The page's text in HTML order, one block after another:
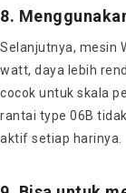
8.
Selanjutnya, mesin
watt, daya lebih
cocok untuk skala
rantai type 06B
aktif setiap harinya.